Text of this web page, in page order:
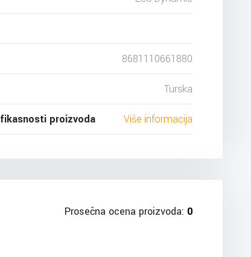
8681110661880
Turska
proizvoda Više informacija
Prosečna ocena proizvoda: 0